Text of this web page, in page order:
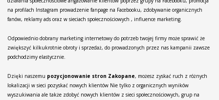
na profilach Instagram prowadzenie fanpage na Facebooku, zdobywanie organicznych
fanów, reklamy ads oraz w sieciach społecznościowych , influence marketing.
Odpowiednio dobrany marketing internetowy do potrzeb twojej firmy może sprawić że
zwiększyć kilkukrotnie obroty i sprzedaż, do prowadzonych przez nas kampanii zawsze
podchodzimy elastycznie.
Dzięki naszemu pozycjonowanie stron Zakopane, możesz zyskać ruch z różnych
lokalizacji w sieci pozyskać nowych klientów Nie tylko z organicznych wyników
wyszukiwania ale także zdobyć nowych klientów z sieci społecznościowych, grup na